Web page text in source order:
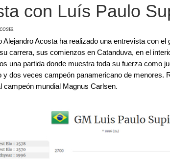
con Luís Paulo
Alejandro Acosta ha realizado una entrevista con
carrera, sus comienzos en Catanduva, en el
una partida donde muestra toda su fuerza como
y dos veces campeón panamericano de menores.
campeón mundial Magnus Carlsen.